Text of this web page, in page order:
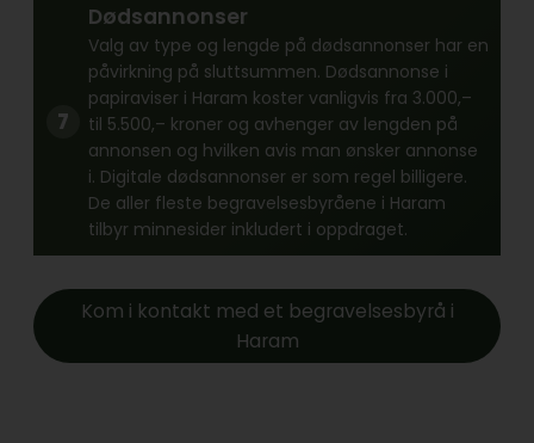
Dødsannonser
Valg av type og lengde på dødsannonser har en
påvirkning på sluttsummen. Dødsannonse i
papiraviser i Haram koster vanligvis fra 3.000,–
til 5.500,– kroner og avhenger av lengden på
annonsen og hvilken avis man ønsker annonse
i. Digitale dødsannonser er som regel billigere.
De aller fleste begravelsesbyråene i Haram
tilbyr minnesider inkludert i oppdraget.
Kom i kontakt med et begravelsesbyrå i
Haram